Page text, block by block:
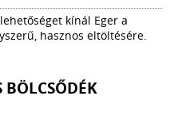
kínál Eger a
hasznos eltöltésére.
BÖLCSŐDÉK